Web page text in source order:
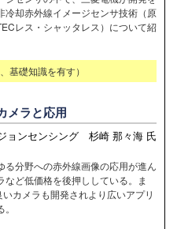
却赤外線イメージセンサ技術（原
レス・シャッタレス）について紹
基礎知識を有す）
メラと応用
ョンセンシング 杉崎 那々海 氏
分野への赤外線画像の応用が進ん
ど低価格を後押ししている。ま
カメラも開発されより広いアプリ